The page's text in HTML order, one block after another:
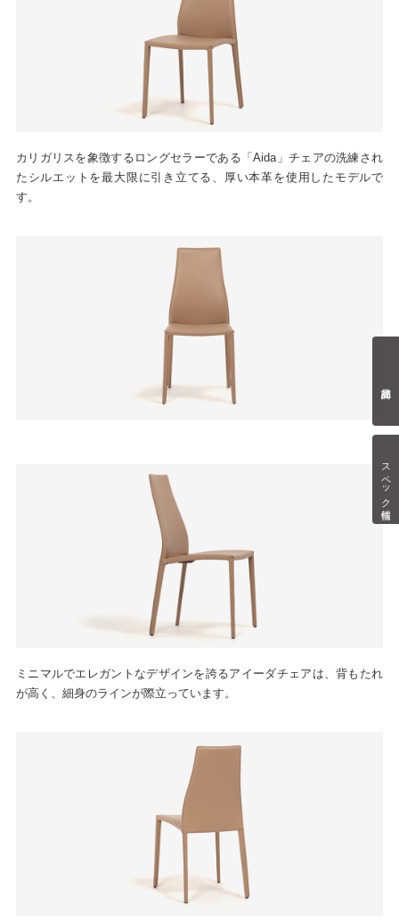
スペック情報
カリガリスを象徴するロングセラーである「Aida」チェアの洗練され
たシルエットを最大限に引き立てる、厚い本革を使用したモデルで
す。
ミニマルでエレガントなデザインを誇るアイーダチェアは、背もたれ
が高く、細身のラインが際立っています。